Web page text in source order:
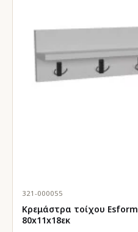
321-000055
Κρεμάστρα τοίχου Esform λευκό μελαμίνης
80x11x18εκ